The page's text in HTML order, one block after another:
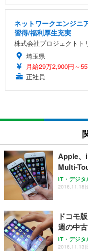
ネットワークエンジニ
習得/福利厚生充実
株式会社プロジェクトト
埼玉県
月給29万2,900円～
正社員
Apple、
Multi-
IT・デジタ
2016.11.18(
ドコモ
週の中古
IT・デジタ
2016.11.13(